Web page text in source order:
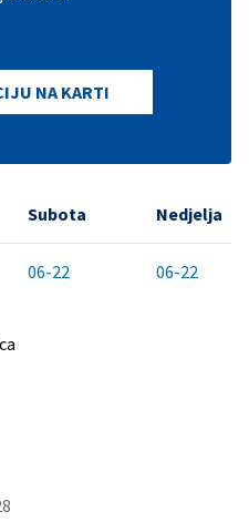
NA KARTI
Subota Nedjelja
06-22 06-22